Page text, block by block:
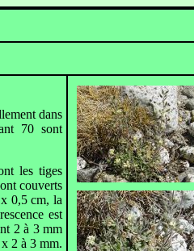
dans
70 sont
les tiges
couverts
0,5 cm, la
est
2 à 3 mm
2 à 3 mm.